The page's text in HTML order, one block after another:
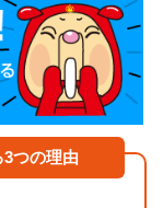
つの理由